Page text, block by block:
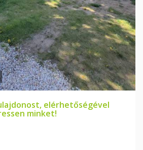
elérhetőségével
minket!